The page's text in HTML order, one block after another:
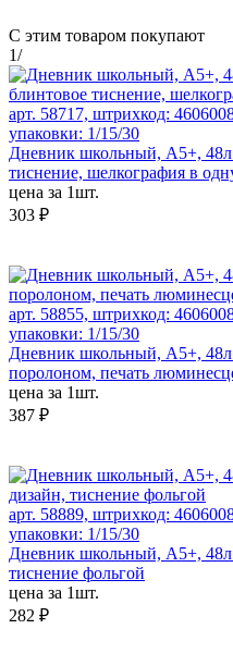
С этим товаром покупают
1/
арт. 58717, штрихкод:
упаковки: 1/15/30
Дневник школьный, А5+,
тиснение, шелкография в
цена за 1шт.
303 ₽
арт. 58855, штрихкод:
упаковки: 1/15/30
Дневник школьный, А5+,
поролоном, печать
цена за 1шт.
387 ₽
арт. 58889, штрихкод:
упаковки: 1/15/30
Дневник школьный, А5+,
тиснение фольгой
цена за 1шт.
282 ₽